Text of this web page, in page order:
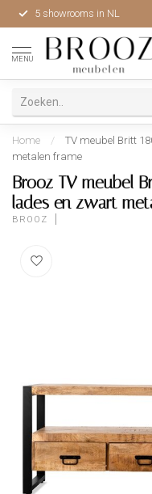
5 showrooms in NL
MENU
Home /
TV meubel Britt
metalen frame
Brooz TV meubel
lades en zwart
BROOZ